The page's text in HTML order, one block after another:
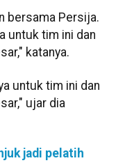
bersama Persija.
untuk tim ini dan
katanya.
untuk tim ini dan
ujar dia
jadi pelatih